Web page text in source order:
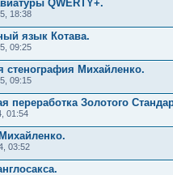
QWERTY+.
18:38
язык Котава.
09:25
стенография Михайленко.
09:15
переработка Золотого
01:54
03:52